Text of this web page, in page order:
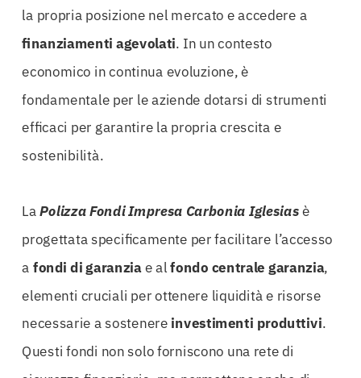
la propria posizione nel mercato e accedere a
finanziamenti agevolati. In un contesto
economico in continua evoluzione, è
fondamentale per le aziende dotarsi di strumenti
efficaci per garantire la propria crescita e
sostenibilità.
LaPolizza Fondi Impresa Carbonia Iglesiasè
progettata specificamente per facilitare l’accesso
a fondi di garanziae alfondo centrale garanzia,
elementi cruciali per ottenere liquidità e risorse
necessarie a sostenere investimenti produttivi.
Questi fondi non solo forniscono una rete di